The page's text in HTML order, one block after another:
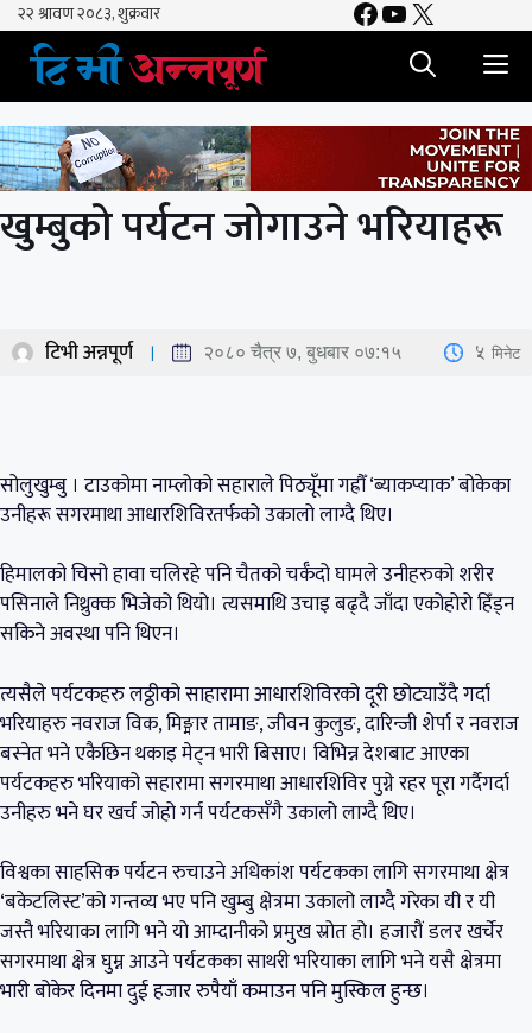
Skip
content
Facebook
YouTube
X
खुम्बुको पर्यटन जोगाउने भरियाहरू
टिभी अन्नपूर्ण २०८० चैत्र ७, बुधबार ०७:१५ 5 मिनेट
सोलुखुम्बु । टाउकोमा नाम्लोको सहाराले पिठ्यूँमा गह्रौँ ‘ब्याकप्याक’ बोकेका
उनीहरू सगरमाथा आधारशिविरतर्फको उकालो लाग्दै थिए।
हिमालको चिसो हावा चलिरहे पनि चैतको चर्कँदो घामले उनीहरुको शरीर
पसिनाले निथ्रुक्क भिजेको थियो। त्यसमाथि उचाइ बढ्दै जाँदा एकोहोरो हिँड्न
सकिने अवस्था पनि थिएन।
त्यसैले पर्यटकहरु लठ्ठीको साहारामा आधारशिविरको दूरी छोट्याउँदै गर्दा
भरियाहरु नवराज विक, मिङ्मार तामाङ, जीवन कुलुङ, दारिन्जी शेर्पा र नवराज
बस्नेत भने एकैछिन थकाइ मेट्न भारी बिसाए। विभिन्न देशबाट आएका
पर्यटकहरु भरियाको सहारामा सगरमाथा आधारशिविर पुग्ने रहर पूरा गर्दैगर्दा
उनीहरु भने घर खर्च जोहो गर्न पर्यटकसँगै उकालो लाग्दै थिए।
विश्वका साहसिक पर्यटन रुचाउने अधिकांश पर्यटकका लागि सगरमाथा क्षेत्र
‘बकेटलिस्ट’को गन्तव्य भए पनि खुम्बु क्षेत्रमा उकालो लाग्दै गरेका यी र यी
जस्तै भरियाका लागि भने यो आम्दानीको प्रमुख स्रोत हो। हजारौं डलर खर्चेर
सगरमाथा क्षेत्र घुम्न आउने पर्यटकका साथरी भरियाका लागि भने यसै क्षेत्रमा
भारी बोकेर दिनमा दुई हजार रुपैयाँ कमाउन पनि मुस्किल हुन्छ।